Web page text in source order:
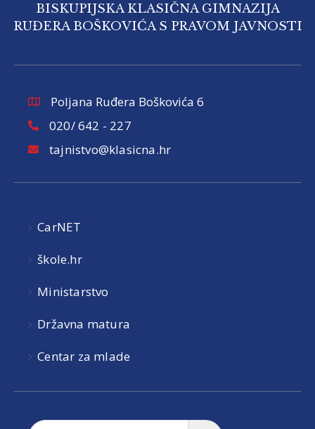
BISKUPIJSKA KLASIČNA GIMNAZIJA
RUĐERA BOŠKOVIĆA S PRAVOM JAVNOSTI
Poljana Ruđera Boškovića 6
020/ 642 - 227
tajnistvo@klasicna.hr
CarNET
škole.hr
Ministarstvo
Državna matura
Centar za mlade